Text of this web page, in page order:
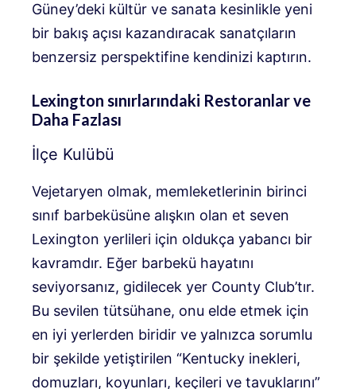
Güney’deki kültür ve sanata kesinlikle yeni
bir bakış açısı kazandıracak sanatçıların
benzersiz perspektifine kendinizi kaptırın.
Lexington sınırlarındaki Restoranlar ve
Daha Fazlası
İlçe Kulübü
Vejetaryen olmak, memleketlerinin birinci
sınıf barbeküsüne alışkın olan et seven
Lexington yerlileri için oldukça yabancı bir
kavramdır. Eğer barbekü hayatını
seviyorsanız, gidilecek yer County Club’tır.
Bu sevilen tütsühane, onu elde etmek için
en iyi yerlerden biridir ve yalnızca sorumlu
bir şekilde yetiştirilen “Kentucky inekleri,
domuzları, koyunları, keçileri ve tavuklarını”